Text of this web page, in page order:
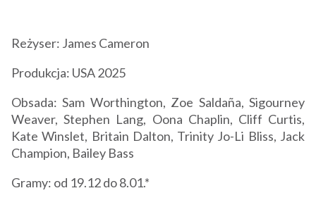
Reżyser: James Cameron
Produkcja: USA 2025
Obsada: Sam Worthington, Zoe Saldaña, Sigourney
Weaver, Stephen Lang, Oona Chaplin, Cliff Curtis,
Kate Winslet, Britain Dalton, Trinity Jo-Li Bliss, Jack
Champion, Bailey Bass
Gramy: od 19.12 do 8.01.*